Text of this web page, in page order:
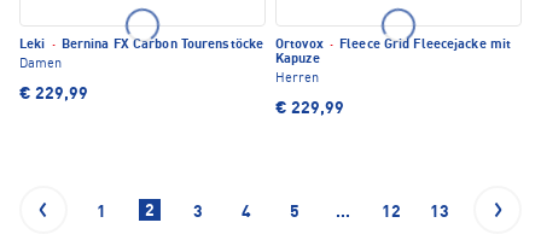
Leki · Bernina FX Carbon Tourenstöcke
Damen
€ 229,99
Ortovox · Fleece Grid Fleecejacke mit
Kapuze
Herren
€ 229,99
1 2 3 4 5 ... 12 13